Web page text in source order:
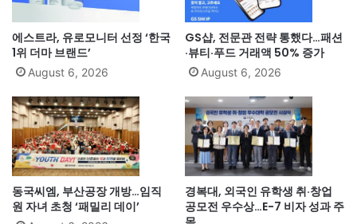
에스트라, 유로모니터 선정 ‘한국
1위 더마 브랜드’
August 6, 2026
GS샵, 전문관 전략 통했다…패션
·뷰티·푸드 거래액 50% 증가
August 6, 2026
동국씨엠, 부산공장 개방…임직
원 자녀 초청 ‘패밀리 데이’
경복대, 외국인 유학생 취·창업
공모전 우수상…E-7 비자 성과 주